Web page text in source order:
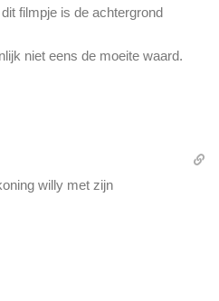
filmpje is de achtergrond
niet eens de moeite waard.
willy met zijn